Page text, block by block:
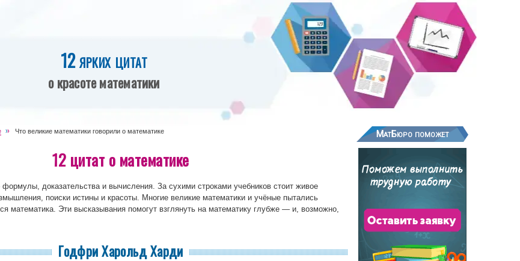
12 ярких цитат
о красоте математики
Что великие математики говорили о математике
12 цитат о математике
доказательства и вычисления. За сухими строками учебников стоит живое
поиски истины и красоты. Многие великие математики и учёные пытались
математика. Эти высказывания помогут взглянуть на математику глубже — и, возможно,
Годфри Харольд Харди
МатБюро поможет